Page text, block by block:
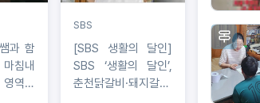
과 함
역을
SBS
[SBS 생활의 달인]
SBS ‘생활의 달인’,
춘천닭갈비·돼지갈